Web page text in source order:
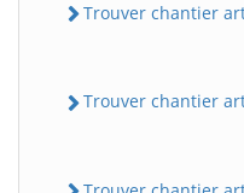
Trouver chantier
Trouver chantier